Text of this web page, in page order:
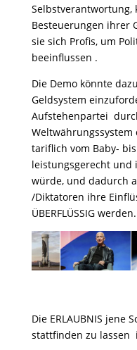
Selbstverantwortung,
Besteuerungen ihrer
sie sich Profis, um
beeinflussen .
Die Demo könnte
Geldsystem
Aufstehenpartei
tariflich vom Baby-
leistungsgerecht und
würde, und dadurch
/Diktatoren ihre
ÜBERFLÜSSIG werden.
Die ERLAUBNIS jene
stattfinden zu lassen